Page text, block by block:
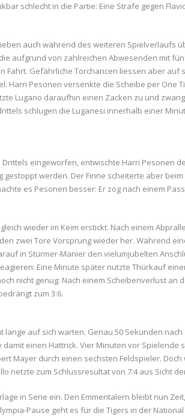
schlecht in die Partie: Eine Strafe gegen
auch während des weiteren Spielverlaufs
aufgrund von zahlreichen Abwesenden mit
Fahrt. Gefährliche Torchancen liessen aber auf
Harri Pesonen versenkte die Scheibe per One
Lugano daraufhin einen Zacken zu und
schlugen die Luganesi innerhalb einer
eingeworfen, entwischte Harri Pesonen
werden. Der Finne scheiterte aber
es Pesonen besser: Er zog nach einem
wieder im Keim erstickt. Nach einem
zwei Tore Vorsprung wieder her. Während
in Stürmer-Manier den vielumjubelten
Eine Minute später nutzte Thürkauf
nicht genug: Nach einem Scheibenverlust an
zum 3:6.
lange auf sich warten. Genau 50 Sekunden
einen Hattrick. Vier Minuten vor Spielende
Mayer durch einen sechsten Feldspieler.
netzte zum Schlussresultat von 7:4 aus Sicht
in Serie ein. Den Emmentalern bleibt nun
Pause geht es für die Tigers in der